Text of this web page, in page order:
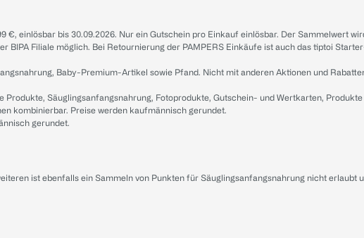
einlösbar bis 30.09.2026. Nur ein Gutschein pro Einkauf einlösbar. Der Sammelwert
BIPA Filiale möglich. Bei Retournierung der PAMPERS Einkäufe ist auch das tiptoi
Baby-Premium-Artikel sowie Pfand. Nicht mit anderen Aktionen und
Produkte, Säuglingsanfangsnahrung, Fotoprodukte, Gutschein- und Wertkarten,
kombinierbar. Preise werden kaufmännisch gerundet.
gerundet.
ist ebenfalls ein Sammeln von Punkten für Säuglingsanfangsnahrung nicht erlaubt